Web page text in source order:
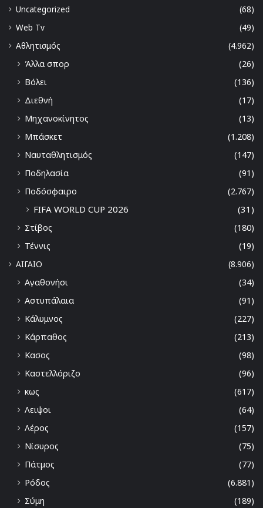
Uncategorized
(68)
Web Tv
(49)
Αθλητισμός
(4.962)
Άλλα σπορ
(26)
Βόλει
(136)
Διεθνή
(17)
Μηχανοκίνητος
(13)
Μπάσκετ
(1.208)
Ναυταθλητισμός
(147)
Ποδηλασία
(91)
Ποδόσφαιρο
(2.767)
FIFA WORLD CUP 2026 (31)
Στίβος
(180)
Τέννις
(19)
ΑΙΓΑΙΟ
(8.906)
Αγαθονήσι
(34)
Αστυπάλαια
(91)
Κάλυμνος
(227)
Κάρπαθος
(213)
Κασος
(98)
Καστελλόριζο
(96)
κως
(617)
Λειψοι
(64)
Λέρος
(157)
Νίσυρος
(75)
Πάτμος
(77)
Ρόδος
(6.881)
Σύμη
(189)